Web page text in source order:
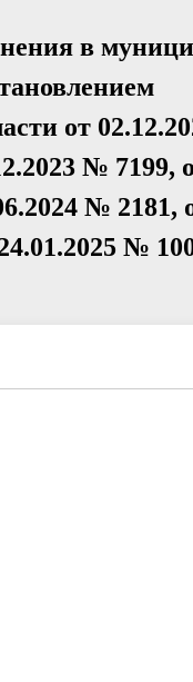
в
от
№ 7199,
№ 2181,
№